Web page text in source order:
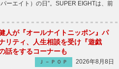
ーエイト）の日”。SUPER EIGHTは、前
人が『オールナイトニッポン』パ
リティ、人生相談を受け『遊戯
話をするコーナーも
Ｊ－ＰＯＰ
2026年8月8日